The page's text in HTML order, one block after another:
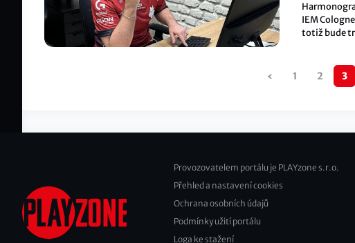
IEM
totiž bude
‹ Předchozí
1 2 3
Footer
2
Provozovatelem portálu je PLAYzone s.r.o.
Přehled a nastavení cookies
Ochrana osobních údajů
Podmínky užití portálu
Loga ke stažení